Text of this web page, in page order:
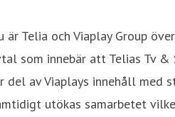
är Telia och Viaplay Group
som innebär att Telias Tv &
del av Viaplays innehåll med
utökas samarbetet